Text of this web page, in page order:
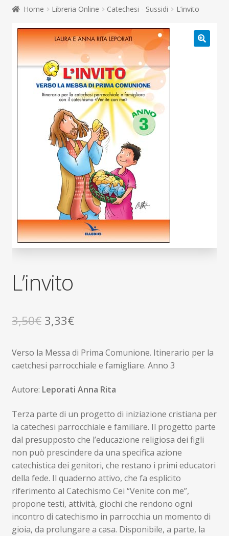
menu
child
Don Bosco
Espandi
il
Home Libreria Online Catechesi - Sussidi L’invito
L’invito
3,50€ Il
originale
era:
3,50€.
3,33€Il
attuale
3,33€.
Verso la Messa di Prima Comunione. Itinerario per la
caetchesi parrocchiale e famigliare. Anno 3
Autore: Leporati Anna Rita
Terza parte di un progetto di iniziazione cristiana per
la catechesi parrocchiale e familiare. Il progetto parte
dal presupposto che l’educazione religiosa dei figli
non può prescindere da una specifica azione
catechistica dei genitori, che restano i primi educatori
della fede. Il quaderno attivo, che fa esplicito
riferimento al Catechismo Cei “Venite con me”,
propone testi, attività, giochi che rendono ogni
incontro di catechismo in parrocchia un momento di
gioia, da prolungare a casa. Disponibile, a parte, la